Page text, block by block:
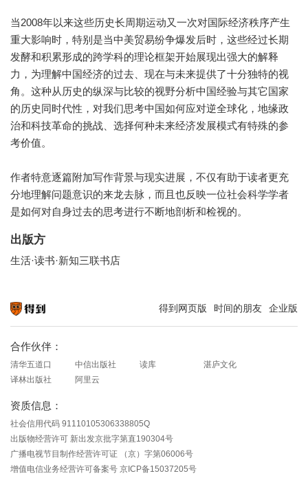
当2008年以来这些历史长周期运动又一次对国际经济秩序产生
重大影响时，特别是当中美贸易纷争爆发后时，这些经过长期
发酵和积累形成的跨学科的理论框架开始展现出强大的解释
力，为理解中国经济的过去、现在与未来提供了十分独特的视
角。这种从历史的纵深与比较的视野分析中国经验与其它国家
的历史同时代性，对我们思考中国如何应对逆全球化，地缘政
治和科技革命的挑战、选择何种未来经济发展模式有特殊的参
考价值。
作者特意逐篇附加写作背景与现实进展，不仅有助于读者更充
分地理解问题意识的来龙去脉，而且也反映一位社会科学学者
是如何对自身过去的思考进行不断地剖析和检视的。
出版方
生活·读书·新知三联书店
得到网页版 时间的朋友 企业版
合作伙伴：
清华五道口 中信出版社 读库
湛庐文化
译林出版社
阿里云
资质信息：
社会信用代码 91110105306338805Q
出版物经营许可 新出发京批字第直190304号
广播电视节目制作经营许可证 （京）字第06006号
增值电信业务经营许可备案号 京ICP备15037205号